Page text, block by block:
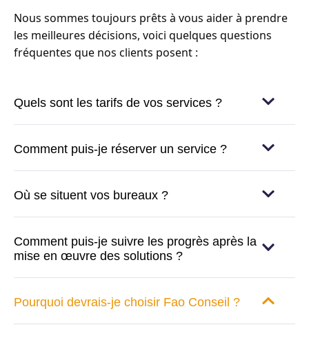
Nous sommes toujours prêts à vous aider à prendre
les meilleures décisions, voici quelques questions
fréquentes que nos clients posent :
Quels sont les tarifs de vos services ?
Comment puis-je réserver un service ?
Où se situent vos bureaux ?
Comment puis-je suivre les progrès après la
mise en œuvre des solutions ?
Pourquoi devrais-je choisir Fao Conseil ?